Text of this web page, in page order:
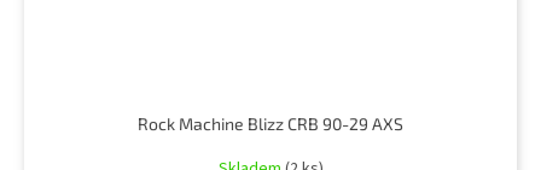
Rock Machine Blizz CRB 90-29 AXS